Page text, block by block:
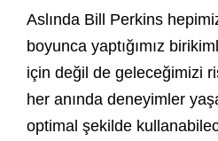
Aslında Bill Perkins
boyunca yaptığımız
için değil de geleceğimizi
her anında deneyimler
optimal şekilde